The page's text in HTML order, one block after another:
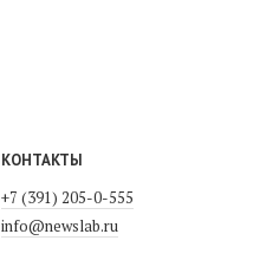
КОНТАКТЫ
+7 (391) 205-0-555
info@newslab.ru